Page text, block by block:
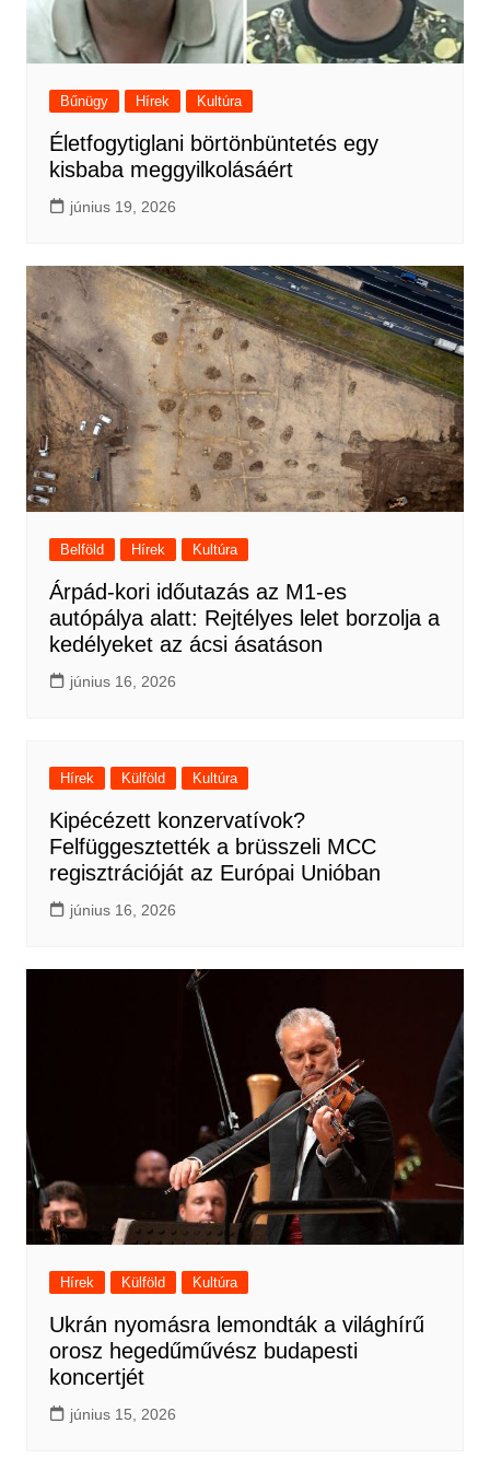
Bűnügy Hírek Kultúra
Életfogytiglani börtönbüntetés egy
kisbaba meggyilkolásáért
június 19, 2026
Belföld Hírek Kultúra
Árpád-kori időutazás az M1-es
autópálya alatt: Rejtélyes lelet borzolja a
kedélyeket az ácsi ásatáson
június 16, 2026
Hírek Külföld Kultúra
Kipécézett konzervatívok?
Felfüggesztették a brüsszeli MCC
regisztrációját az Európai Unióban
június 16, 2026
Hírek Külföld Kultúra
Ukrán nyomásra lemondták a világhírű
orosz hegedűművész budapesti
koncertjét
június 15, 2026